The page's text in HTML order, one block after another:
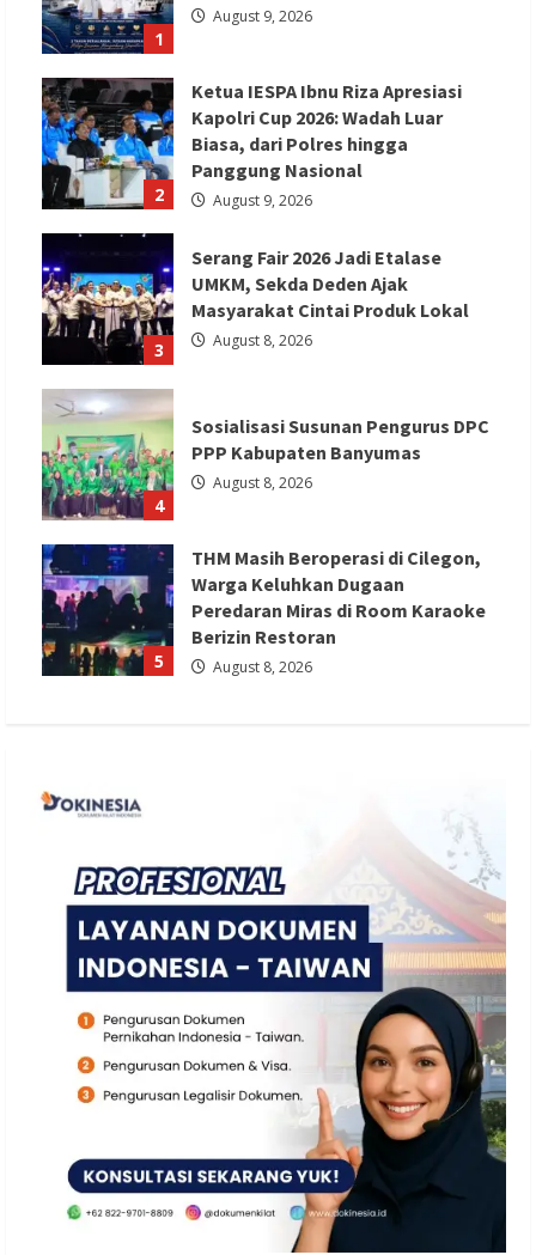
1
August 9, 2026
2
Ketua IESPA Ibnu Riza Apresiasi
Kapolri Cup 2026: Wadah Luar
Biasa, dari Polres hingga
Panggung Nasional
August 9, 2026
3
Serang Fair 2026 Jadi Etalase
UMKM, Sekda Deden Ajak
Masyarakat Cintai Produk Lokal
August 8, 2026
4
Sosialisasi Susunan Pengurus DPC
PPP Kabupaten Banyumas
August 8, 2026
5
THM Masih Beroperasi di Cilegon,
Warga Keluhkan Dugaan
Peredaran Miras di Room Karaoke
Berizin Restoran
August 8, 2026